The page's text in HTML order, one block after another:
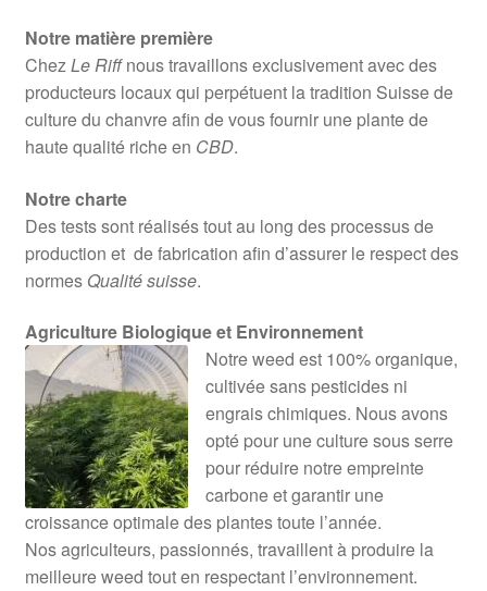
Notre matière première
ChezLe Riffnous travaillons exclusivement avec des
producteurs locaux qui perpétuent la tradition Suisse de
culture du chanvre afin de vous fournir une plante de
haute qualité riche en CBD.
Notre charte
Des tests sont réalisés tout au long des processus de
production et de fabrication afin d’assurer le respect des
normes Qualité suisse.
Agriculture Biologique et Environnement
Notre weed est 100% organique,
cultivée sans pesticides ni
engrais chimiques. Nous avons
opté pour une culture sous serre
pour réduire notre empreinte
carbone et garantir une
croissance optimale des plantes toute l’année.
Nos agriculteurs, passionnés, travaillent à produire la
meilleure weed tout en respectant l’environnement.